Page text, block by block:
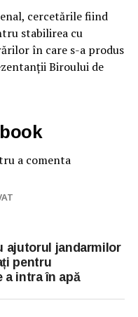
cercetările fiind
stabilirea cu
în care s-a produs
Biroului de
a comenta
ajutorul jandarmilor
pentru
a intra în apă